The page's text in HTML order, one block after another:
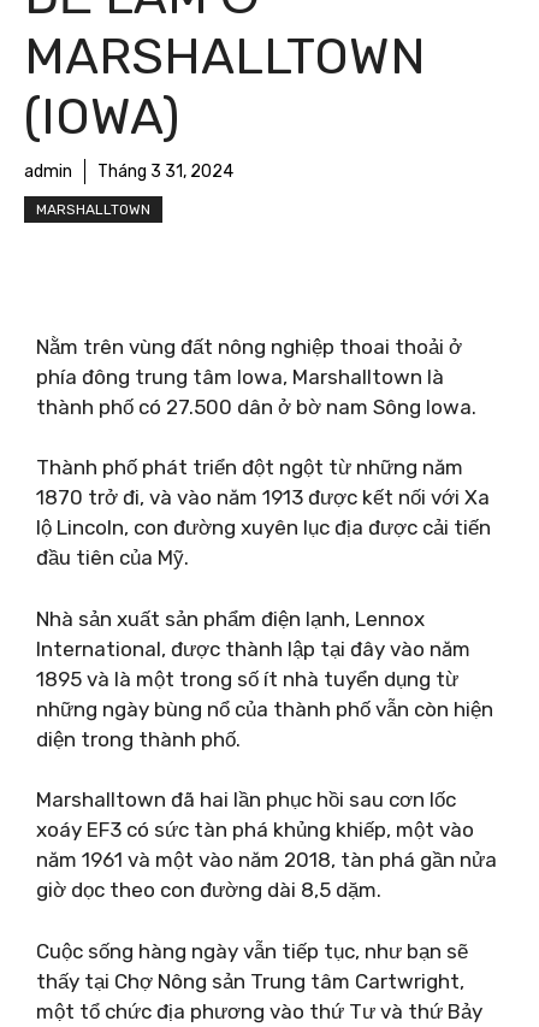
MARSHALLTOWN
(IOWA)
admin Tháng 3 31, 2024
MARSHALLTOWN
Nằm trên vùng đất nông nghiệp thoai thoải ở
phía đông trung tâm Iowa, Marshalltown là
thành phố có 27.500 dân ở bờ nam Sông Iowa.
Thành phố phát triển đột ngột từ những năm
1870 trở đi, và vào năm 1913 được kết nối với Xa
lộ Lincoln, con đường xuyên lục địa được cải tiến
đầu tiên của Mỹ.
Nhà sản xuất sản phẩm điện lạnh, Lennox
International, được thành lập tại đây vào năm
1895 và là một trong số ít nhà tuyển dụng từ
những ngày bùng nổ của thành phố vẫn còn hiện
diện trong thành phố.
Marshalltown đã hai lần phục hồi sau cơn lốc
xoáy EF3 có sức tàn phá khủng khiếp, một vào
năm 1961 và một vào năm 2018, tàn phá gần nửa
giờ dọc theo con đường dài 8,5 dặm.
Cuộc sống hàng ngày vẫn tiếp tục, như bạn sẽ
thấy tại Chợ Nông sản Trung tâm Cartwright,
một tổ chức địa phương vào thứ Tư và thứ Bảy